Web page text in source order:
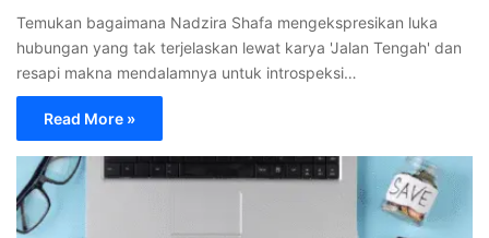
Temukan bagaimana Nadzira Shafa mengekspresikan luka
hubungan yang tak terjelaskan lewat karya 'Jalan Tengah' dan
resapi makna mendalamnya untuk introspeksi…
Read More »